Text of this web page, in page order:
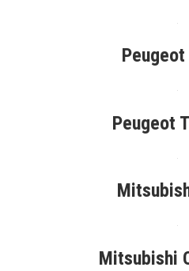
Peugeot
Mitsubishi